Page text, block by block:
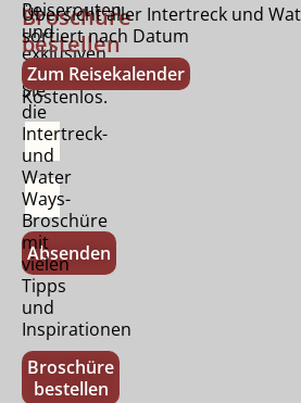
Reiserouten
und
exklusiven
Tipps.
Kostenlos.
Absenden
Broschüre
bestellen
Bestellen
Sie
die
Intertreck-
und
Water
Ways-
Broschüre
mit
vielen
Tipps
und
Inspirationen
Broschüre
bestellen
Übersicht aller Intertreck und
sortiert nach Datum
Zum Reisekalender